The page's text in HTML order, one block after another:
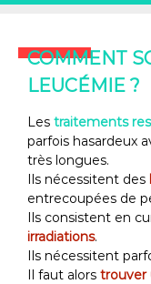
COMMENT
LEUCÉMIE ?
Lestraitements
parfois hasardeux
très longues.
Ils nécessitent des
entrecoupées de
Ils consistent en
irradiations.
Ils nécessitent
Il faut alorstrouver